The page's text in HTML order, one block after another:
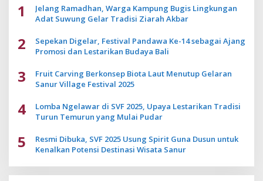
1
Jelang Ramadhan, Warga Kampung Bugis Lingkungan
Adat Suwung Gelar Tradisi Ziarah Akbar
2
Sepekan Digelar, Festival Pandawa Ke-14 sebagai Ajang
Promosi dan Lestarikan Budaya Bali
3
Fruit Carving Berkonsep Biota Laut Menutup Gelaran
Sanur Village Festival 2025
4
Lomba Ngelawar di SVF 2025, Upaya Lestarikan Tradisi
Turun Temurun yang Mulai Pudar
5
Resmi Dibuka, SVF 2025 Usung Spirit Guna Dusun untuk
Kenalkan Potensi Destinasi Wisata Sanur